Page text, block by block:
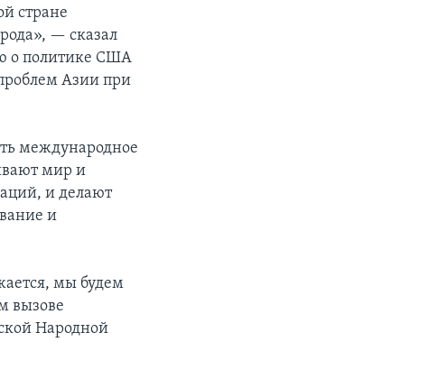
стране
— сказал
о политике США
Азии при
международное
мир и
и делают
и
мы будем
вызове
Народной